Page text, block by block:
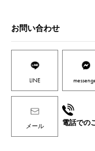
お問い合わせ
LINE
メール 電話での